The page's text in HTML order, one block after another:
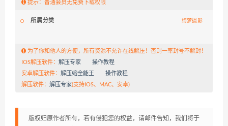
提示：普通会员无免费下载权限
所属分类 绮梦摄影
为了你和他人的方便，所有资源不允许在线解压！否则一率封号不解封！
IOS解压软件： 解压专家
操作教程
安卓解压软件： 解压缩全能王
操作教程
解压软件： 解压专家(支持IOS、MAC、安卓)
版权归原作者所有，若有侵犯您的权益，请邮件告知，我们将于